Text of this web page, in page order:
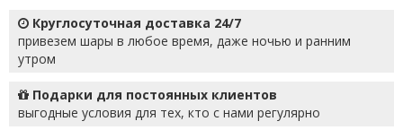
Круглосуточная доставка 24/7
привезем шары в любое время, даже ночью и ранним
утром
Подарки для постоянных клиентов
выгодные условия для тех, кто с нами регулярно